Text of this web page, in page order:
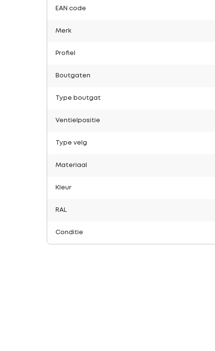
EAN code
Merk
Profiel
Boutgaten
Type boutgat
Ventielpositie
Type velg
Materiaal
Kleur
RAL
Conditie